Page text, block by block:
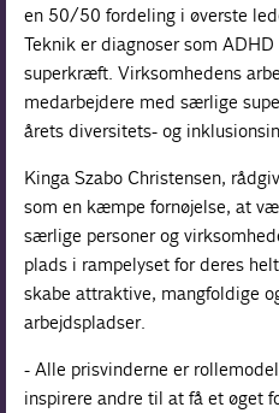
en 50/50 fordeling i øverste
Teknik er diagnoser som
superkræft. Virksomhedens
medarbejdere med særlige
årets diversitets- og
Kinga Szabo Christensen,
som en kæmpe fornøjelse, at
særlige personer og
plads i rampelyset for deres
skabe attraktive, mangfoldige
arbejdspladser.
- Alle prisvinderne er
inspirere andre til at få et øget